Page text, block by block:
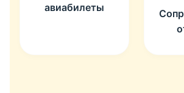
авиабилеты